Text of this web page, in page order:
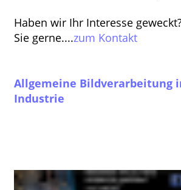
Haben wir Ihr Interesse
Sie gerne....zum Kontakt
Allgemeine Bildverarbeitung
Industrie